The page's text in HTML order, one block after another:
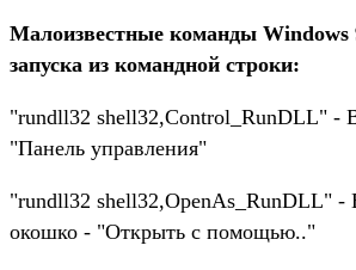
Малоизвестные команды Windows
запуска из командной строки:
"rundll32 shell32,Control_RunDLL" -
"Панель управления"
"rundll32 shell32,OpenAs_RunDLL" -
окошко - "Открыть с помощью.."